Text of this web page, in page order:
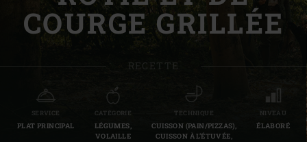
COURGE GRILLÉE
RECETTE
SERVICE
PLAT PRINCIPAL
CATÉGORIE
LÉGUMES,
VOLAILLE
TECHNIQUE
CUISSON (PAIN/PIZZAS),
CUISSON À L’ÉTUVÉE,
NIVEAU
ÉLABORÉ